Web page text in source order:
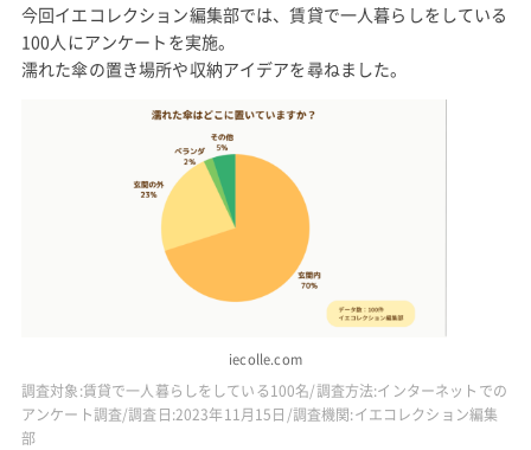
今回イエコレクション編集部では、賃貸で一人暮らしをしている
100人にアンケートを実施。
濡れた傘の置き場所や収納アイデアを尋ねました。
iecolle.com
調査対象:賃貸で一人暮らしをしている100名/調査方法:インターネットでの
アンケート調査/調査日:2023年11月15日/調査機関:イエコレクション編集
部